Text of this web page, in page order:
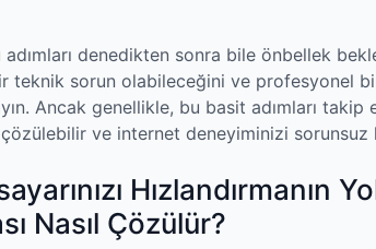
adımları denedikten sonra bile önbellek
teknik sorun olabileceğini ve profesyonel
Ancak genellikle, bu basit adımları
ve internet deneyiminizi sorunsuz
Hızlandırmanın
Nasıl Çözülür?